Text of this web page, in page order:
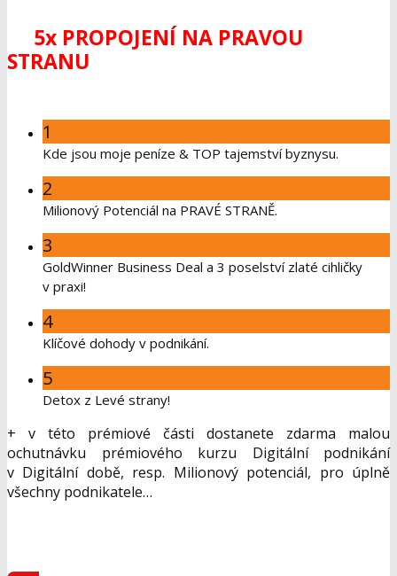
5x PROPOJENÍ NA PRAVOU
STRANU
1
Kde jsou moje peníze & TOP tajemství byznysu.
2
Milionový Potenciál na PRAVÉ STRANĚ.
3
GoldWinner Business Deal a 3 poselství zlaté cihličky
v praxi!
4
Klíčové dohody v podnikání.
5
Detox z Levé strany!
+ v této prémiové části dostanete zdarma malou
ochutnávku prémiového kurzu Digitální podnikání
v Digitální době, resp. Milionový potenciál, pro úplně
všechny podnikatele…